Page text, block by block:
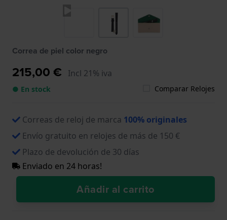
Correa de piel color negro
215,00 € Incl 21% iva
● En stock Comparar Relojes
Correas de reloj de marca 100% originales
Envío gratuito en relojes de más de 150 €
Plazo de devolución de 30 días
Enviado en 24 horas!
Añadir al carrito